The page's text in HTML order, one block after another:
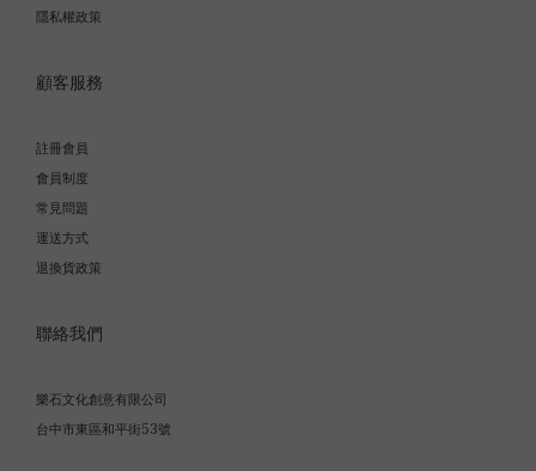
隱私權政策
顧客服務
註冊會員
會員制度
常見問題
運送方式
退換貨政策
聯絡我們
樂石文化創意有限公司
台中市東區和平街53號